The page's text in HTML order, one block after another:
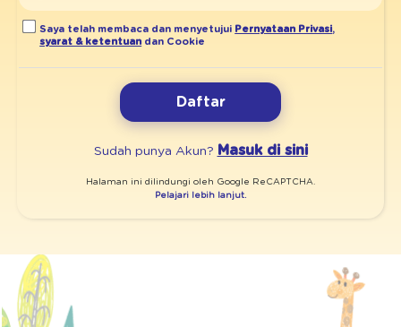
Saya telah membaca dan menyetujui Pernyataan Privasi,
syarat & ketentuan dan Cookie
Daftar
Sudah punya Akun? Masuk di sini
Halaman ini dilindungi oleh Google ReCAPTCHA.
Pelajari lebih lanjut.